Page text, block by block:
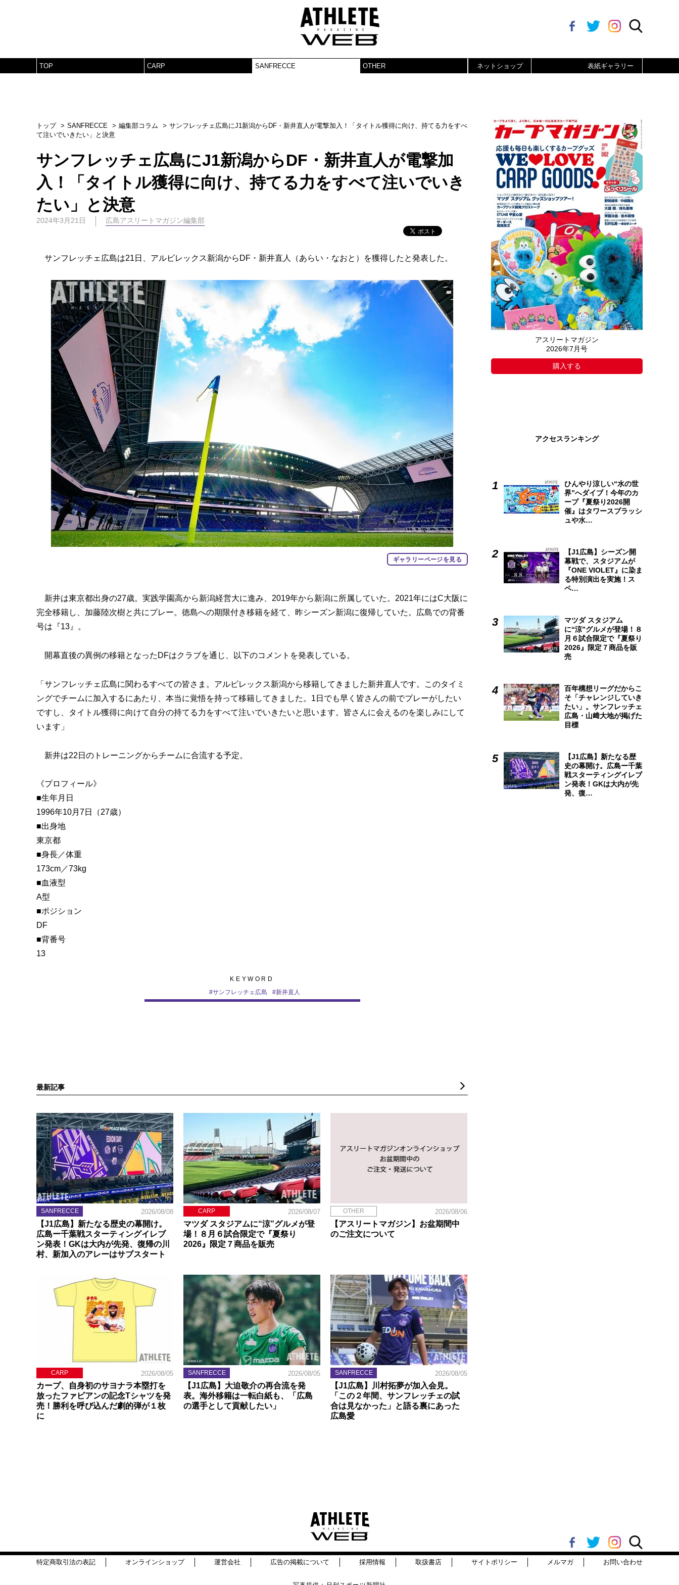
TOP CARP SANFRECCE OTHER ネットショップ 表紙ギャラリー
トップ SANFRECCE 編集部コラム
サンフレッチェ広島にJ1新潟からDF・新井直人が電撃加入！「タイトル獲得に向け、持てる力をすべ
て注いでいきたい」と決意
サンフレッチェ広島にJ1新潟からDF・新井直人が電撃加
入！「タイトル獲得に向け、持てる力をすべて注いでいき
たい」と決意
2024年3月21日 広島アスリートマガジン編集部
サンフレッチェ広島は21日、アルビレックス新潟からDF・新井直人（あらい・なおと）を獲得したと発表した。
ギャラリーページを見る
新井は東京都出身の27歳。実践学園高から新潟経営大に進み、2019年から新潟に所属していた。2021年にはC大阪に
完全移籍し、加藤陸次樹と共にプレー。徳島への期限付き移籍を経て、昨シーズン新潟に復帰していた。広島での背番
号は『13』。
開幕直後の異例の移籍となったDFはクラブを通じ、以下のコメントを発表している。
「サンフレッチェ広島に関わるすべての皆さま。アルビレックス新潟から移籍してきました新井直人です。このタイミ
ングでチームに加入するにあたり、本当に覚悟を持って移籍してきました。1日でも早く皆さんの前でプレーがしたい
ですし、タイトル獲得に向けて自分の持てる力をすべて注いでいきたいと思います。皆さんに会えるのを楽しみにして
います」
新井は22日のトレーニングからチームに合流する予定。
《プロフィール》
■生年月日
1996年10月7日（27歳）
■出身地
東京都
■身長／体重
173cm／73kg
■血液型
A型
■ポジション
DF
■背番号
13
KEYWORD
#サンフレッチェ広島 #新井直人
最新記事
SANFRECCE 2026/08/08
【J1広島】新たなる歴史の幕開け。
広島ー千葉戦スターティングイレブ
ン発表！GKは大内が先発、復帰の川
村、新加入のアレーはサブスタート
CARP 2026/08/07
マツダ スタジアムに“涼”グルメが登
場！８月６試合限定で『夏祭り
2026』限定７商品を販売
OTHER 2026/08/06
【アスリートマガジン】お盆期間中
のご注文について
CARP 2026/08/05
カープ、自身初のサヨナラ本塁打を
放ったファビアンの記念Tシャツを発
売！勝利を呼び込んだ劇的弾が１枚
に
SANFRECCE 2026/08/05
【J1広島】大迫敬介の再合流を発
表。海外移籍は一転白紙も、「広島
の選手として貢献したい」
SANFRECCE 2026/08/05
【J1広島】川村拓夢が加入会見。
「この２年間、サンフレッチェの試
合は見なかった」と語る裏にあった
広島愛
アスリートマガジン
2026年7月号
購入する
アクセスランキング
ひんやり涼しい“水の世
界”へダイブ！今年のカ
ープ『夏祭り2026開
催』はタワースプラッシ
ュや水…
【J1広島】シーズン開
幕戦で、スタジアムが
『ONE VIOLET』に染ま
る特別演出を実施！ス
ペ…
マツダ スタジアム
に“涼”グルメが登場！８
月６試合限定で『夏祭り
2026』限定７商品を販
売
百年構想リーグだからこ
そ「チャレンジしていき
たい」。サンフレッチェ
広島・山﨑大地が掲げた
目標
【J1広島】新たなる歴
史の幕開け。広島ー千葉
戦スターティングイレブ
ン発表！GKは大内が先
発、復…
特定商取引法の表記 オンラインショップ 運営会社 広告の掲載について 採用情報 取扱書店 サイトポリシー メルマガ お問い合わせ